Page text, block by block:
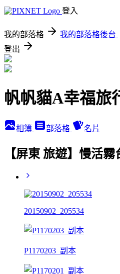
登入
我的部落格 我的部落格後台
登出
帆帆貓A幸福旅
相簿 部落格 名片
【屏東 旅遊】慢活
20150902_205534
P1170203_副本